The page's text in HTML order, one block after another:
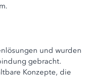
und wurden
gebracht.
Konzepte, die